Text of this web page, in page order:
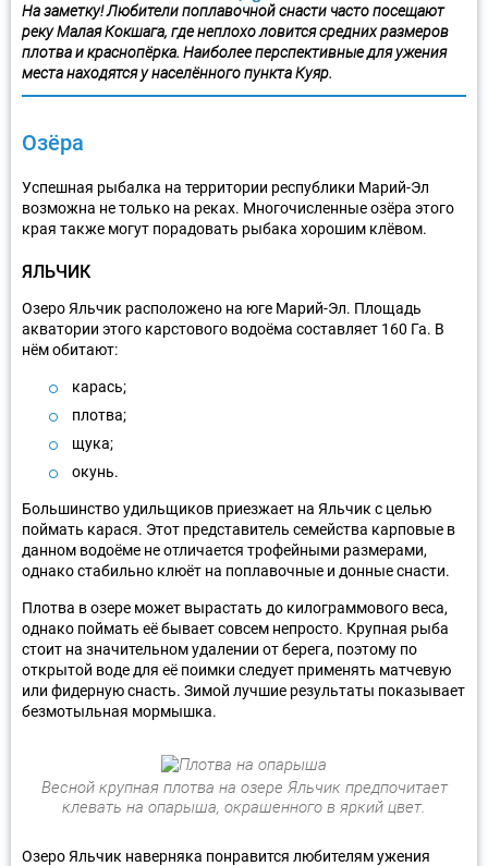
На заметку! Любители поплавочной снасти часто посещают
реку Малая Кокшага, где неплохо ловится средних размеров
плотва и краснопёрка. Наиболее перспективные для ужения
места находятся у населённого пункта Куяр.
Озёра
Успешная рыбалка на территории республики Марий-Эл
возможна не только на реках. Многочисленные озёра этого
края также могут порадовать рыбака хорошим клёвом.
ЯЛЬЧИК
Озеро Яльчик расположено на юге Марий-Эл. Площадь
акватории этого карстового водоёма составляет 160 Га. В
нём обитают:
карась;
плотва;
щука;
окунь.
Большинство удильщиков приезжает на Яльчик с целью
поймать карася. Этот представитель семейства карповые в
данном водоёме не отличается трофейными размерами,
однако стабильно клюёт на поплавочные и донные снасти.
Плотва в озере может вырастать до килограммового веса,
однако поймать её бывает совсем непросто. Крупная рыба
стоит на значительном удалении от берега, поэтому по
открытой воде для её поимки следует применять матчевую
или фидерную снасть. Зимой лучшие результаты показывает
безмотыльная мормышка.
Весной крупная плотва на озере Яльчик предпочитает
клевать на опарыша, окрашенного в яркий цвет.
Озеро Яльчик наверняка понравится любителям ужения